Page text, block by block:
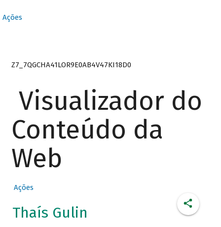
Ações
Z7_7QGCHA41LOR9E0AB4V47KI18D0
Visualizador do
Conteúdo da
Web
Ações
Thaís Gulin